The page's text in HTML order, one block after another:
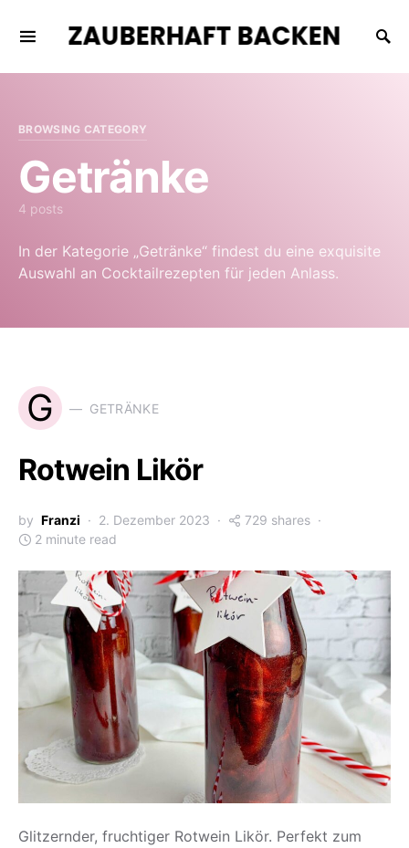
ZAUBERHAFT BACKEN
BROWSING CATEGORY
Getränke
4 posts
In der Kategorie „Getränke“ findest du eine exquisite
Auswahl an Cocktailrezepten für jeden Anlass.
G GETRÄNKE
Rotwein Likör
by Franzi 2. Dezember 2023
729 shares
2 minute read
Glitzernder, fruchtiger Rotwein Likör. Perfekt zum